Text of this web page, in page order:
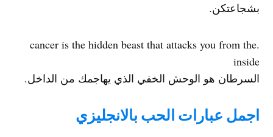
بشجاعتكن.
.cancer is the hidden beast that attacks you from the
inside
السرطان هو الوحش الخفي الذي يهاجمك من الداخل.
اجمل عبارات الحب بالانجليزي